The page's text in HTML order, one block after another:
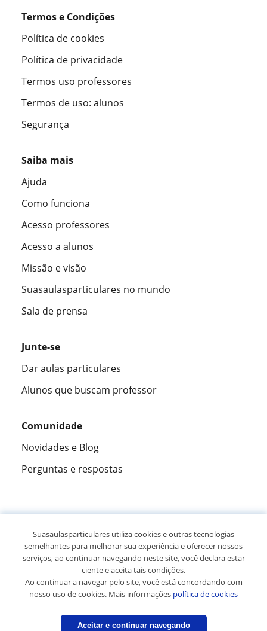
Termos e Condições
Política de cookies
Política de privacidade
Termos uso professores
Termos de uso: alunos
Segurança
Saiba mais
Ajuda
Como funciona
Acesso professores
Acesso a alunos
Missão e visão
Suasaulasparticulares no mundo
Sala de prensa
Junte-se
Dar aulas particulares
Alunos que buscam professor
Comunidade
Novidades e Blog
Perguntas e respostas
305883opiniões de alunos
© 2007 - 2026 Suas aulas particulares
Mapa do site:Professores particulares
Suasaulasparticulares utiliza cookies e outras tecnologias
semelhantes para melhorar sua experiência e oferecer nossos
serviços, ao continuar navegando neste site, você declara estar
ciente e aceita tais condições.
Ao continuar a navegar pelo site, você está concordando com
nosso uso de cookies. Mais informações política de cookies
Aceitar e continuar navegando